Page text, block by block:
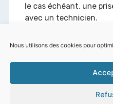
Nous utilisons des cookies pour
le cas échéant, une
avec un technicien.
Je souhaite en